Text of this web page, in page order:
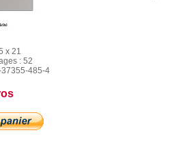
x 21
: 52
485-4